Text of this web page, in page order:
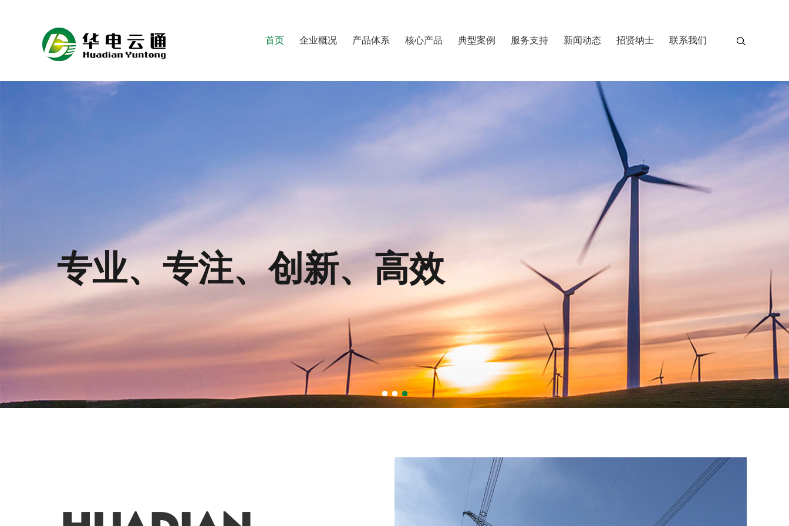
首页 企业概况 产品体系 核心产品 典型案例 服务支持 新闻动态 招贤纳士 联系我们
放眼世界、云通四海
责任为重、诚信为本
专业、专注、创新、高效